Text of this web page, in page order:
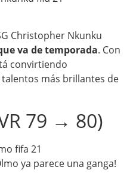
Christopher Nkunku
va de temporada. Con
convirtiendo
más brillantes de
79 → 80)
ya parece una ganga!